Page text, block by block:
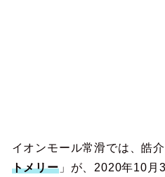
イオンモール常滑では、皓
トメリー」が、2020年10月